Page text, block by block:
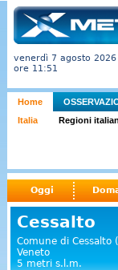
venerdì 7 agosto 2026
ore 11:51
Home
Italia
Regioni
Oggi
Cessalto
Comune di Cessalto
Veneto
5 metri s.l.m.